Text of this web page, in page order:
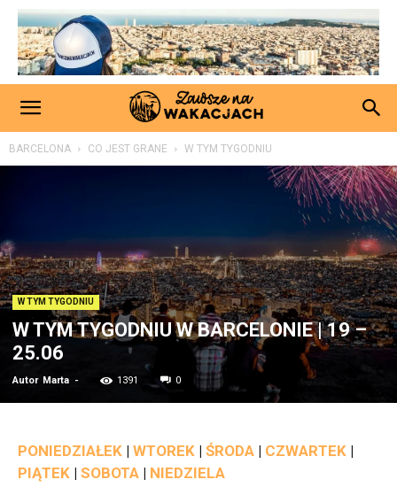
BARCELONA CO JEST GRANE W TYM TYGODNIU
W TYM TYGODNIU
W TYM TYGODNIU W BARCELONIE | 19 –
25.06
Autor Marta - 1391 0
PONIEDZIAŁEK | WTOREK | ŚRODA | CZWARTEK |
PIĄTEK | SOBOTA | NIEDZIELA